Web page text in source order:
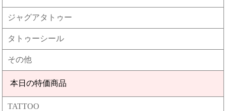
ジャグアタトゥー
タトゥーシール
その他
本日の特価商品
TATTOO